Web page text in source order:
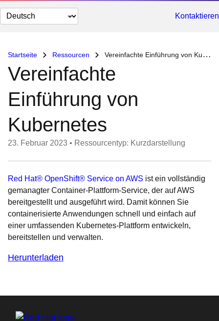
Sprache
auswählen
Kontaktieren
Startseite Ressourcen Vereinfachte Einführung von Kubernetes
Vereinfachte
Einführung von
Kubernetes
23. Februar 2023 • Ressourcentyp: Kurzdarstellung
Red Hat® OpenShift® Service on AWS ist ein vollständig
gemanagter Container-Plattform-Service, der auf AWS
bereitgestellt und ausgeführt wird. Damit können Sie
containerisierte Anwendungen schnell und einfach auf
einer umfassenden Kubernetes-Plattform entwickeln,
bereitstellen und verwalten.
Herunterladen